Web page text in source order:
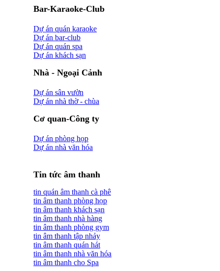
Bar-Karaoke-Club
Dự án quán karaoke
Dự án bar-club
Dự án quán spa
Dự án khách sạn
Nhà - Ngoại Cảnh
Dự án sân vườn
Dự án nhà thờ - chùa
Cơ quan-Công ty
Dự án phòng họp
Dự án nhà văn hóa
Tin tức âm thanh
tin quán âm thanh cà phê
tin âm thanh phòng họp
tin âm thanh khách sạn
tin âm thanh nhà hàng
tin âm thanh phòng gym
tin âm thanh tập nhảy
tin âm thanh quán hát
tin âm thanh nhà văn hóa
tin âm thanh cho Spa